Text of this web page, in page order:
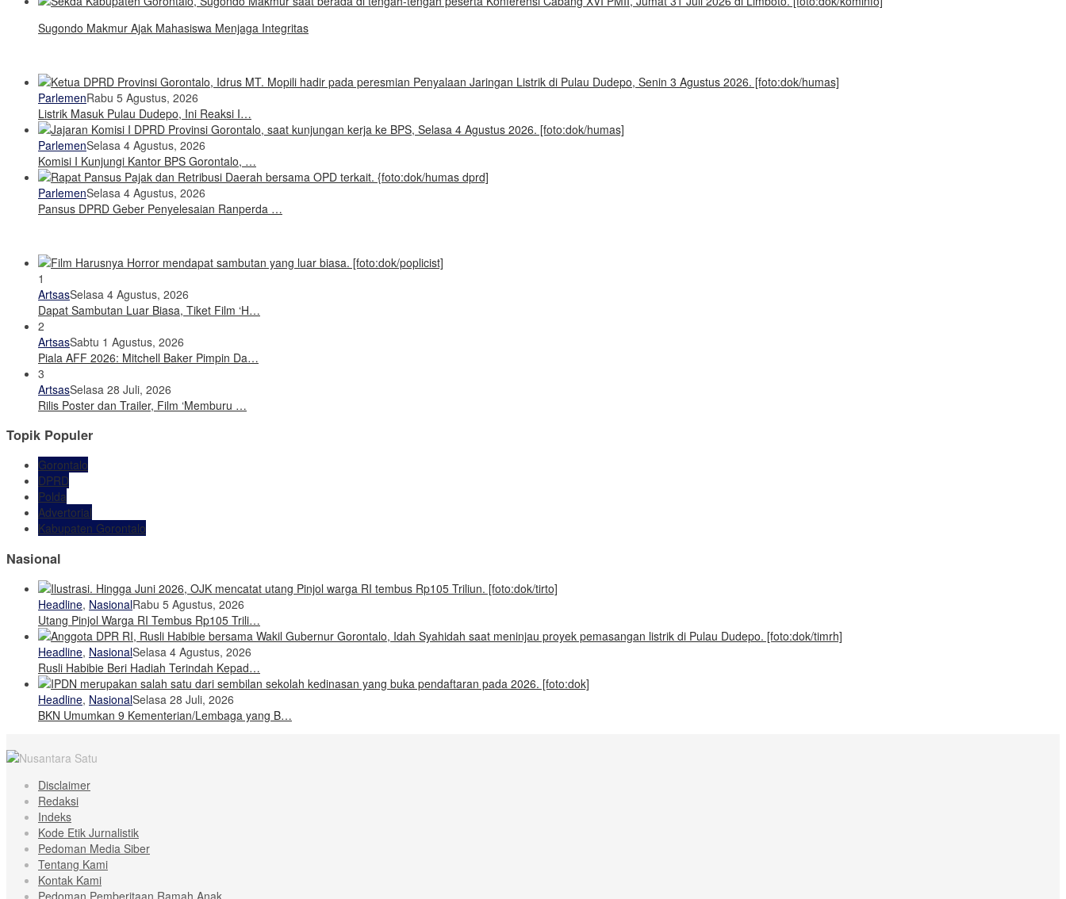
Sugondo Makmur Ajak Mahasiswa Menjaga Integritas
ParlemenRabu 5 Agustus, 2026
Listrik Masuk Pulau Dudepo, Ini Reaksi I…
ParlemenSelasa 4 Agustus, 2026
Komisi I Kunjungi Kantor BPS Gorontalo, …
ParlemenSelasa 4 Agustus, 2026
Pansus DPRD Geber Penyelesaian Ranperda …
1
ArtsasSelasa 4 Agustus, 2026
Dapat Sambutan Luar Biasa, Tiket Film ‘H…
2
ArtsasSabtu 1 Agustus, 2026
Piala AFF 2026: Mitchell Baker Pimpin Da…
3
ArtsasSelasa 28 Juli, 2026
Rilis Poster dan Trailer, Film ‘Memburu …
Topik Populer
Gorontalo
DPRD
Polda
Advertorial
Kabupaten Gorontalo
Nasional
Headline, NasionalRabu 5 Agustus, 2026
Utang Pinjol Warga RI Tembus Rp105 Trili…
Headline, NasionalSelasa 4 Agustus, 2026
Rusli Habibie Beri Hadiah Terindah Kepad…
Headline, NasionalSelasa 28 Juli, 2026
BKN Umumkan 9 Kementerian/Lembaga yang B…
Disclaimer
Redaksi
Indeks
Kode Etik Jurnalistik
Pedoman Media Siber
Tentang Kami
Kontak Kami